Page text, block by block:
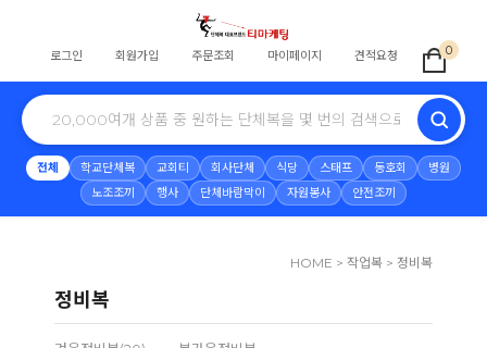
로그인 회원가입 주문조회 마이페이지 견적요청 0
전체 학교단체복 교회티 회사단체 식당 스태프 동호회
병원
노조조끼
행사 단체바람막이 자원봉사 안전조끼
HOME > 작업복 > 정비복
정비복